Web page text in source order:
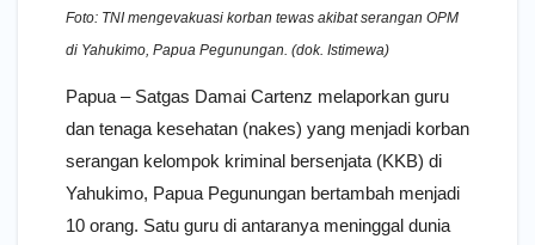
Foto: TNI mengevakuasi korban tewas akibat serangan OPM
di Yahukimo, Papua Pegunungan. (dok. Istimewa)
Papua – Satgas Damai Cartenz melaporkan guru
dan tenaga kesehatan (nakes) yang menjadi korban
serangan kelompok kriminal bersenjata (KKB) di
Yahukimo, Papua Pegunungan bertambah menjadi
10 orang. Satu guru di antaranya meninggal dunia